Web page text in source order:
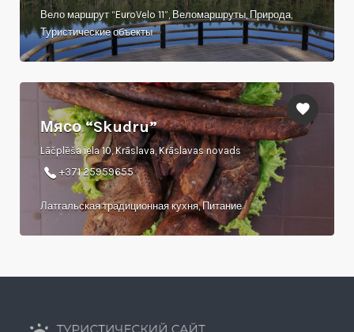
Вело маршрут “EuroVelo 11”, Веломаршруты, Природа,
Туристические объекты
Мясо “Skudru”
Lāčplēša iela 10, Krāslava, Krāslavas novads
+371 25959655
Латгальская традиционная кухня, Питание